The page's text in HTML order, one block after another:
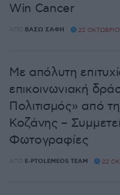
Win Cancer
ΑΠΌ ΒΆΣΩ ΣΆΦΗ 22
Με απόλυτη
επικοινωνιακή
Πολιτισμός» από
Κοζάνης –
Φωτογραφίες
ΑΠΌ E-PTOLEMEOS TEAM 22